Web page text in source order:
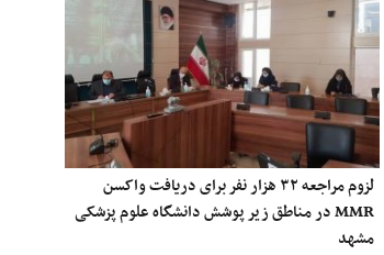
لزوم مراجعه ۳۲ هزار نفر برای دریافت واکسن
MMR در مناطق زیر پوشش دانشگاه علوم پزشکی
مشهد